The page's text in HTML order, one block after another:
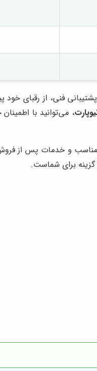
فنی، از رقبای
، می‌توانید با
مناسب و خدمات پس از
گزینه برای شماست.